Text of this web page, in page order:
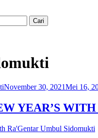
November 30, 2021Mei 16,
YEAR’S